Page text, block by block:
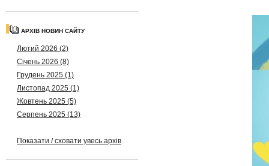
АРХІВ НОВИН САЙТУ
Лютий 2026 (2)
Січень 2026 (8)
Грудень 2025 (1)
Листопад 2025 (1)
Жовтень 2025 (5)
Серпень 2025 (13)
Показати / сховати увесь архів